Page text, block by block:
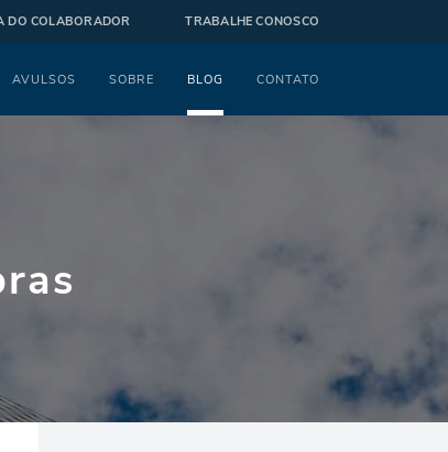
DO COLABORADOR TRABALHE CONOSCO
AVULSOS SOBRE BLOG CONTATO